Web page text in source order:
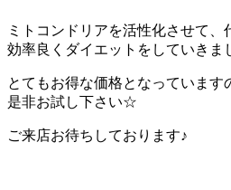
ミトコンドリアを活性化させて、
効率良くダイエットをしていきま
とてもお得な価格となっています
是非お試し下さい☆
ご来店お待ちしております♪